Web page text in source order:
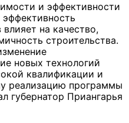
и эффективности
на качество,
строительства.
новых технологий
квалификации и
реализацию программы
губернатор Приангарья